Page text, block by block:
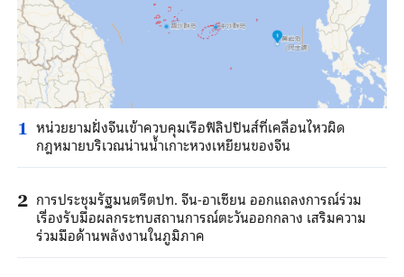
1 หน่วยยามฝั่งจีนเข้าควบคุมเรือฟิลิปปินส์ที่เคลื่อนไหวผิด
กฎหมายบริเวณน่านน้ำเกาะหวงเหยียนของจีน
2 การประชุมรัฐมนตรีตปท. จีน-อาเซียน ออกแถลงการณ์ร่วม
เรื่องรับมือผลกระทบสถานการณ์ตะวันออกกลาง เสริมความ
ร่วมมือด้านพลังงานในภูมิภาค